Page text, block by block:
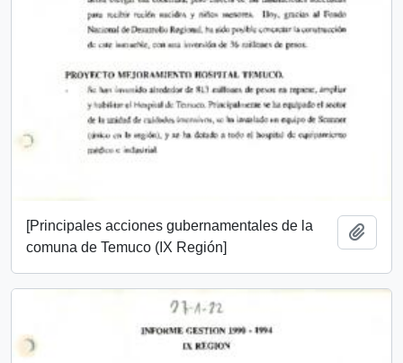
[Principales acciones gubernamentales de la
comuna de Temuco (IX Región]